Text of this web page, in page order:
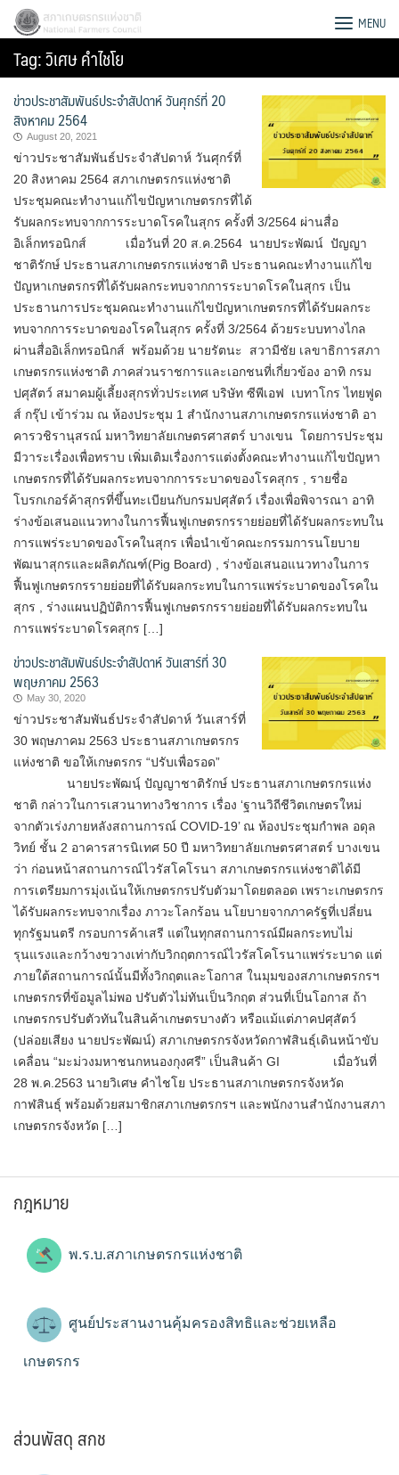
Skip
content
Search
for:
สภาเกษตรกรแห่งชาติ MENU
Tag:วิเศษ คำไชโย
ข่าวประชาสัมพันธ์ประจำสัปดาห์ วันศุกร์ที่ 20
สิงหาคม 2564
August 20, 2021
ข่าวประชาสัมพันธ์ประจำสัปดาห์ วันศุกร์ที่
20 สิงหาคม 2564 สภาเกษตรกรแห่งชาติ
ประชุมคณะทำงานแก้ไขปัญหาเกษตรกรที่ได้
รับผลกระทบจากการระบาดโรคในสุกร ครั้งที่ 3/2564 ผ่านสื่อ
อิเล็กทรอนิกส์ เมื่อวันที่ 20 ส.ค.2564 นายประพัฒน์ ปัญญา
ชาติรักษ์ ประธานสภาเกษตรกรแห่งชาติ ประธานคณะทำงานแก้ไข
ปัญหาเกษตรกรที่ได้รับผลกระทบจากการระบาดโรคในสุกร เป็น
ประธานการประชุมคณะทำงานแก้ไขปัญหาเกษตรกรที่ได้รับผลกระ
ทบจากการระบาดของโรคในสุกร ครั้งที่ 3/2564 ด้วยระบบทางไกล
ผ่านสื่ออิเล็กทรอนิกส์ พร้อมด้วย นายรัตนะ สวามีชัย เลขาธิการสภา
เกษตรกรแห่งชาติ ภาคส่วนราชการและเอกชนที่เกี่ยวข้อง อาทิ กรม
ปศุสัตว์ สมาคมผู้เลี้ยงสุกรทั่วประเทศ บริษัท ซีพีเอฟ เบทาโกร ไทยฟูด
ส์ กรุ๊ป เข้าร่วม ณ ห้องประชุม 1 สำนักงานสภาเกษตรกรแห่งชาติ อา
คารวชิรานุสรณ์ มหาวิทยาลัยเกษตรศาสตร์ บางเขน โดยการประชุม
มีวาระเรื่องเพื่อทราบ เพิ่มเติมเรื่องการแต่งตั้งคณะทำงานแก้ไขปัญหา
เกษตรกรที่ได้รับผลกระทบจากการระบาดของโรคสุกร , รายชื่อ
โบรกเกอร์ค้าสุกรที่ขึ้นทะเบียนกับกรมปศุสัตว์ เรื่องเพื่อพิจารณา อาทิ
ร่างข้อเสนอแนวทางในการฟื้นฟูเกษตรกรรายย่อยที่ได้รับผลกระทบใน
การแพร่ระบาดของโรคในสุกร เพื่อนำเข้าคณะกรรมการนโยบาย
พัฒนาสุกรและผลิตภัณฑ์(Pig Board) , ร่างข้อเสนอแนวทางในการ
ฟื้นฟูเกษตรกรรายย่อยที่ได้รับผลกระทบในการแพร่ระบาดของโรคใน
สุกร , ร่างแผนปฏิบัติการฟื้นฟูเกษตรกรรายย่อยที่ได้รับผลกระทบใน
การแพร่ระบาดโรคสุกร […]
ข่าวประชาสัมพันธ์ประจำสัปดาห์ วันเสาร์ที่ 30
พฤษภาคม 2563
May 30, 2020
ข่าวประชาสัมพันธ์ประจำสัปดาห์ วันเสาร์ที่
30 พฤษภาคม 2563 ประธานสภาเกษตรกร
แห่งชาติ ขอให้เกษตรกร “ปรับเพื่อรอด”
นายประพัฒนฺ์ ปัญญาชาติรักษ์ ประธานสภาเกษตรกรแห่ง
ชาติ กล่าวในการเสวนาทางวิชาการ เรื่อง ‘ฐานวิถีชีวิตเกษตรใหม่
จากตัวเร่งภายหลังสถานการณ์ COVID-19’ ณ ห้องประชุมกำพล อดุล
วิทย์ ชั้น 2 อาคารสารนิเทศ 50 ปี มหาวิทยาลัยเกษตรศาสตร์ บางเขน
ว่า ก่อนหน้าสถานการณ์ไวรัสโคโรนา สภาเกษตรกรแห่งชาติได้มี
การเตรียมการมุ่งเน้นให้เกษตรกรปรับตัวมาโดยตลอด เพราะเกษตรกร
ได้รับผลกระทบจากเรื่อง ภาวะโลกร้อน นโยบายจากภาครัฐที่เปลี่ยน
ทุกรัฐมนตรี กรอบการค้าเสรี แต่ในทุกสถานการณ์มีผลกระทบไม่
รุนแรงและกว้างขวางเท่ากับวิกฤตการณ์ไวรัสโคโรนาแพร่ระบาด แต่
ภายใต้สถานการณ์นั้นมีทั้งวิกฤตและโอกาส ในมุมของสภาเกษตรกรฯ
เกษตรกรที่ข้อมูลไม่พอ ปรับตัวไม่ทันเป็นวิกฤต ส่วนที่เป็นโอกาส ถ้า
เกษตรกรปรับตัวทันในสินค้าเกษตรบางตัว หรือแม้แต่ภาคปศุสัตว์
(ปล่อยเสียง นายประพัฒน์) สภาเกษตรกรจังหวัดกาฬสินธุ์เดินหน้าขับ
เคลื่อน “มะม่วงมหาชนกหนองกุงศรี” เป็นสินค้า GI เมื่อวันที่
28 พ.ค.2563 นายวิเศษ คำไชโย ประธานสภาเกษตรกรจังหวัด
กาฬสินธุ์ พร้อมด้วยสมาชิกสภาเกษตรกรฯ และพนักงานสำนักงานสภา
เกษตรกรจังหวัด […]
กฎหมาย
พ.ร.บ.สภาเกษตรกรแห่งชาติ
ศูนย์ประสานงานคุ้มครองสิทธิและช่วยเหลือ
เกษตรกร
ส่วนพัสดุ สกช